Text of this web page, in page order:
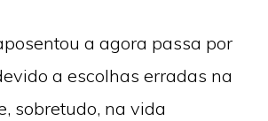
a agora passa por
a escolhas erradas na
sobretudo, na vida